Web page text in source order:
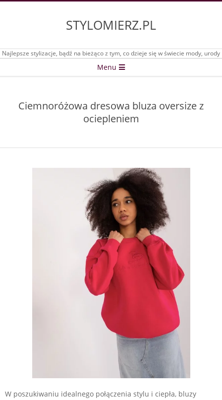
STYLOMIERZ.PL
Najlepsze stylizacje, bądź na bieżąco z tym, co dzieje się w świecie mody, urody
Menu
Ciemnoróżowa dresowa bluza oversize z
ociepleniem
W poszukiwaniu idealnego połączenia stylu i ciepła, bluzy